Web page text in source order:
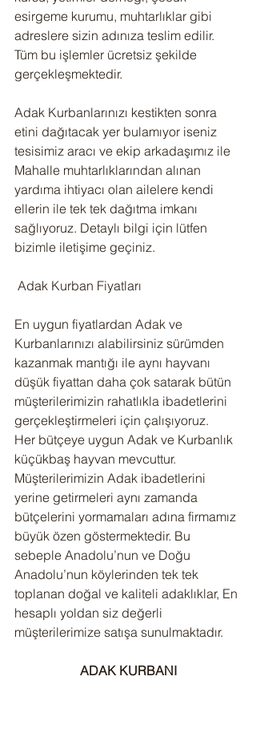
esirgeme kurumu, muhtarlıklar gibi
adreslere sizin adınıza teslim edilir.
Tüm bu işlemler ücretsiz şekilde
gerçekleşmektedir.
Adak Kurbanlarınızı kestikten sonra
etini dağıtacak yer bulamıyor iseniz
tesisimiz aracı ve ekip arkadaşımız ile
Mahalle muhtarlıklarından alınan
yardıma ihtiyacı olan ailelere kendi
ellerin ile tek tek dağıtma imkanı
sağlıyoruz. Detaylı bilgi için lütfen
bizimle iletişime geçiniz.
Adak Kurban Fiyatları
En uygun fiyatlardan Adak ve
Kurbanlarınızı alabilirsiniz sürümden
kazanmak mantığı ile aynı hayvanı
düşük fiyattan daha çok satarak bütün
müşterilerimizin rahatlıkla ibadetlerini
gerçekleştirmeleri için çalışıyoruz.
Her bütçeye uygun Adak ve Kurbanlık
küçükbaş hayvan mevcuttur.
Müşterilerimizin Adak ibadetlerini
yerine getirmeleri aynı zamanda
bütçelerini yormamaları adına firmamız
büyük özen göstermektedir. Bu
sebeple Anadolu’nun ve Doğu
Anadolu’nun köylerinden tek tek
toplanan doğal ve kaliteli adaklıklar, En
hesaplı yoldan siz değerli
müşterilerimize satışa sunulmaktadır.
ADAK KURBANI